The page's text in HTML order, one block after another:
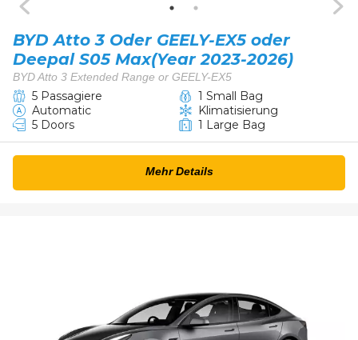
BYD Atto 3 Oder GEELY-EX5 oder
Deepal S05 Max(Year 2023-2026)
BYD Atto 3 Extended Range or GEELY-EX5
5 Passagiere
1 Small Bag
Automatic
Klimatisierung
5 Doors
1 Large Bag
Mehr Details